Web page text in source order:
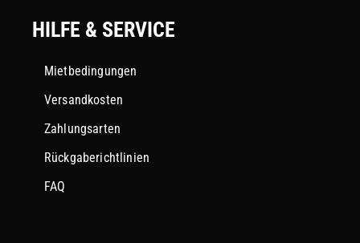
HILFE & SERVICE
Mietbedingungen
Versandkosten
Zahlungsarten
Rückgaberichtlinien
FAQ